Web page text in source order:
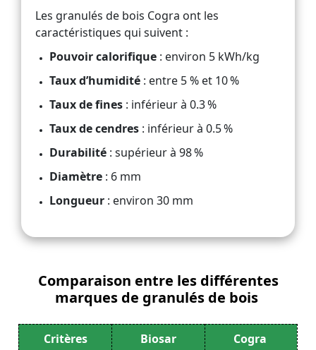
Les granulés de bois Cogra ont les
caractéristiques qui suivent :
Pouvoir calorifique : environ 5 kWh/kg
Taux d’humidité : entre 5 % et 10 %
Taux de fines : inférieur à 0.3 %
Taux de cendres : inférieur à 0.5 %
Durabilité : supérieur à 98 %
Diamètre : 6 mm
Longueur : environ 30 mm
Comparaison entre les différentes
marques de granulés de bois
Critères Biosar Cogra